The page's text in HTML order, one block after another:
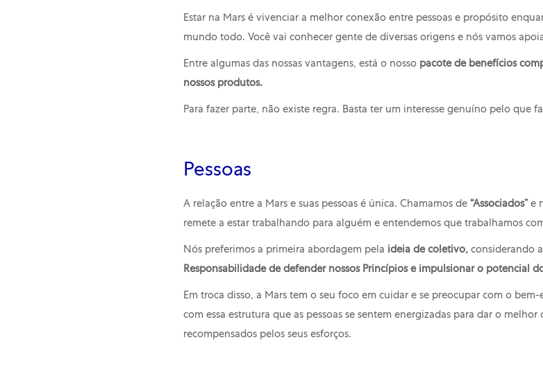
Estar na Mars é vivenciar a melhor conexão entre pessoas e propósito
mundo todo. Você vai conhecer gente de diversas origens e nós vamos
Entre algumas das nossas vantagens, está o nosso pacote de benefícios
nossos produtos.
Para fazer parte, não existe regra. Basta ter um interesse genuíno pelo que
Pessoas
A relação entre a Mars e suas pessoas é única. Chamamos de “Associados” e
remete a estar trabalhando para alguém e entendemos que trabalhamos
Nós preferimos a primeira abordagem pela ideia de coletivo, considerando
Responsabilidade de defender nossos Princípios e impulsionar o potencial
Em troca disso, a Mars tem o seu foco em cuidar e se preocupar com o
com essa estrutura que as pessoas se sentem energizadas para dar o
recompensados pelos seus esforços.